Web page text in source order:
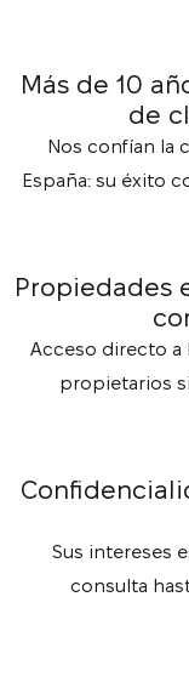
Más de 10
de
Nos confían la
España: su éxito
Propiedades
Acceso directo a
propietarios
Sus intereses
consulta